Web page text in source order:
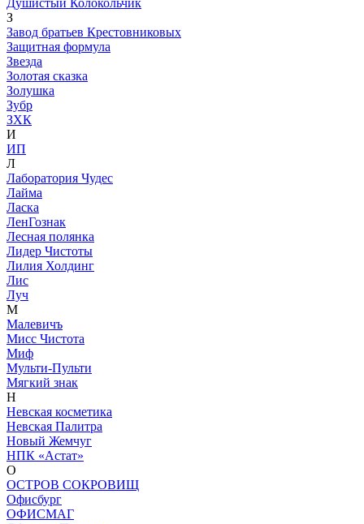
Душистый Колокольчик
З
Завод братьев Крестовниковых
Защитная формула
Звезда
Золотая сказка
Золушка
Зубр
ЗХК
И
ИП
Л
Лаборатория Чудес
Лайма
Ласка
ЛенГознак
Лесная полянка
Лидер Чистоты
Лилия Холдинг
Лис
Луч
М
Малевичъ
Мисс Чистота
Миф
Мульти-Пульти
Мягкий знак
Н
Невская косметика
Невская Палитра
Новый Жемчуг
НПК «Астат»
О
ОСТРОВ СОКРОВИЩ
Офисбург
ОФИСМАГ